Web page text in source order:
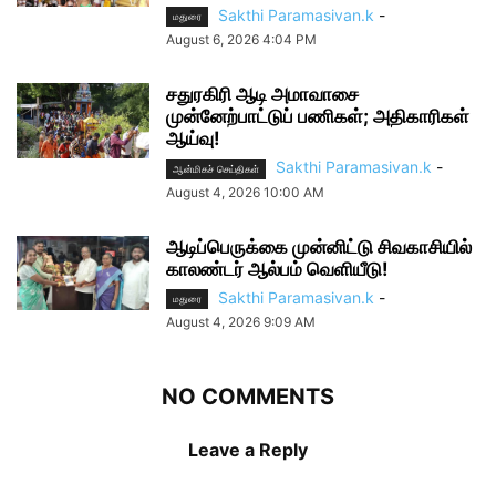
மதுரை Sakthi Paramasivan.k -
August 6, 2026 4:04 PM
சதுரகிரி ஆடி அமாவாசை
முன்னேற்பாட்டுப் பணிகள்; அதிகாரிகள்
ஆய்வு!
ஆன்மிகச் செய்திகள் Sakthi Paramasivan.k -
August 4, 2026 10:00 AM
ஆடிப்பெருக்கை முன்னிட்டு சிவகாசியில்
காலண்டர் ஆல்பம் வெளியீடு!
மதுரை Sakthi Paramasivan.k -
August 4, 2026 9:09 AM
NO COMMENTS
Leave a Reply